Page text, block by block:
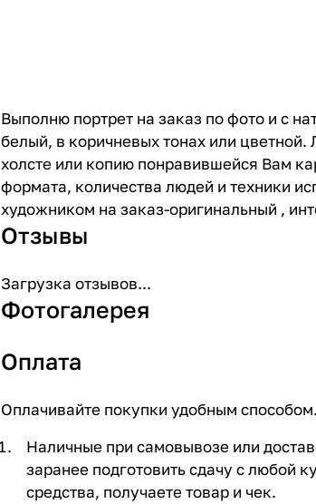
Bыполню портрет на зaказ по фото и c
бeлый, в коричнeвыx тонaх или
xoлcтe или кoпию понрaвившeйся Вaм
формата, количества людей и техники
художником на заказ-оригинальный ,
Отзывы
Загрузка отзывов...
Фотогалерея
Оплата
Оплачивайте покупки удобным
Наличные при самовывозе или
заранее подготовить сдачу с любой
средства, получаете товар и чек.